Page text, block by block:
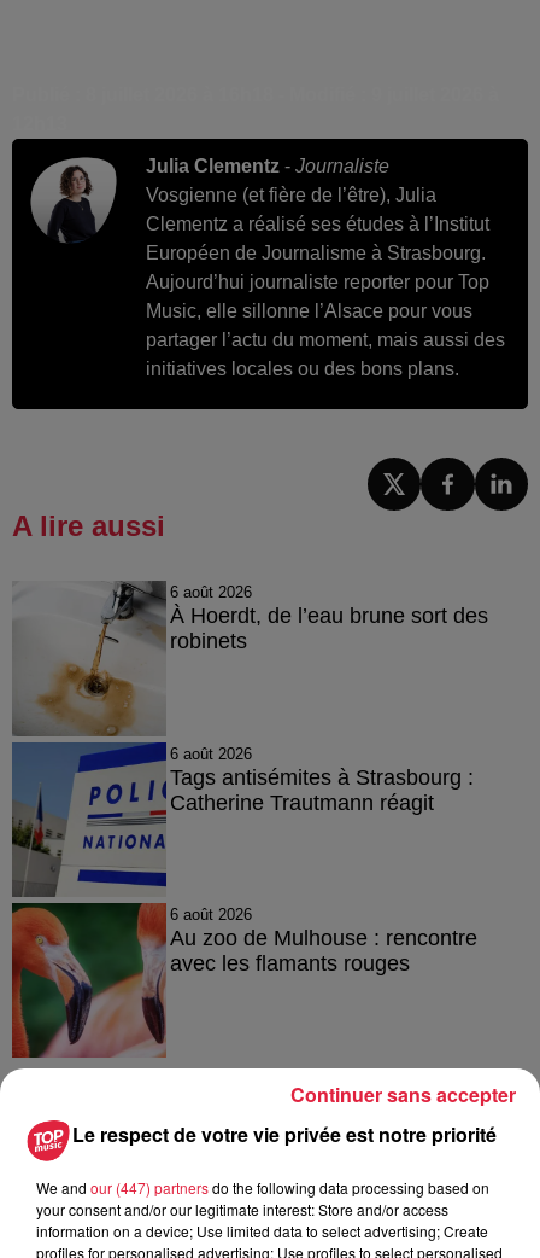
Julia Clementz - Journaliste
Vosgienne (et fière de l’être), Julia
Clementz a réalisé ses études à l’Institut
Européen de Journalisme à Strasbourg.
Aujourd’hui journaliste reporter pour Top
Music, elle sillonne l’Alsace pour vous
partager l’actu du moment, mais aussi des
initiatives locales ou des bons plans.
A lire aussi
6 août 2026
À Hoerdt, de l’eau brune sort des
robinets
6 août 2026
Tags antisémites à Strasbourg :
Catherine Trautmann réagit
6 août 2026
Au zoo de Mulhouse : rencontre
avec les flamants rouges
À découvrir également
Le respect de votre vie privée est notre priorité
We and our (447) partnersdo the following data processing based on
your consent and/or our legitimate interest: Store and/or access
information on a device; Use limited data to select advertising; Create
profiles for personalised advertising; Use profiles to select personalised
Continuer sans accepter